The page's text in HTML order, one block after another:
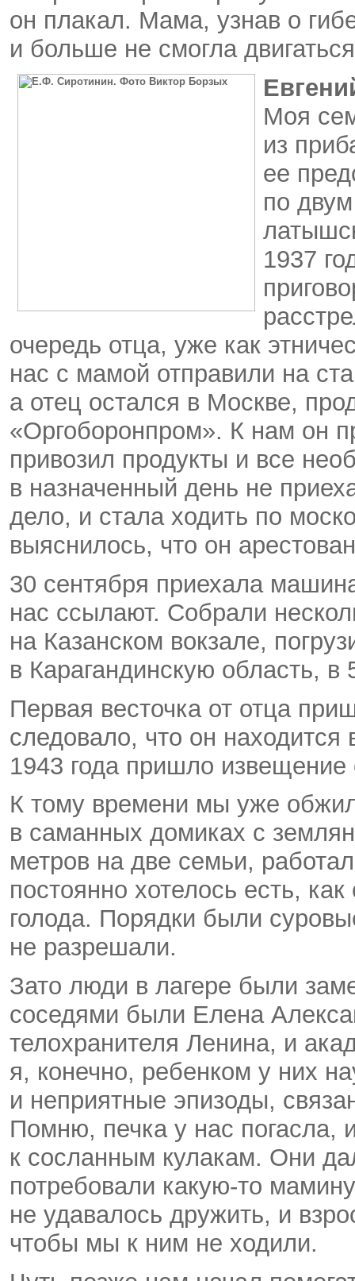
он плакал. Мама, узнав о
и больше не смогла
Моя
из
ее
по
1937
очередь отца, уже как
нас с мамой отправили на
а отец остался в Москве,
«Оргоборонпром». К нам он
привозил продукты и все
в назначенный день не
дело, и стала ходить по
выяснилось, что он
30 сентября приехала
нас ссылают. Собрали
на Казанском вокзале,
в Карагандинскую область, в
Первая весточка от отца
следовало, что он
1943 года пришло
К тому времени мы уже
в саманных домиках с
метров на две семьи,
постоянно хотелось есть,
голода. Порядки были
не разрешали.
Зато люди в лагере были
соседями были Елена
телохранителя Ленина, и
я, конечно, ребенком у них
и неприятные эпизоды,
Помню, печка у нас погасла,
к сосланным кулакам. Они
потребовали какую-то
не удавалось дружить, и
чтобы мы к ним не ходили.